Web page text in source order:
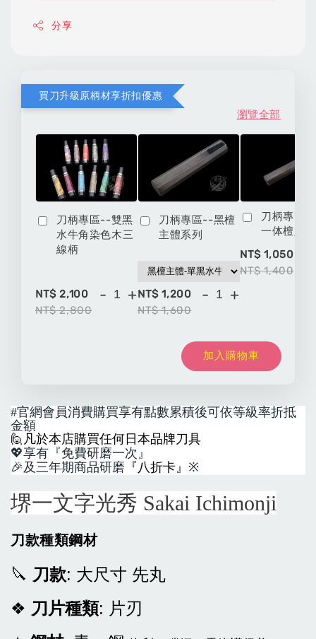
分享
買刀升級原柄材享折扣優惠
瀏覽全部
刀柄專區--雙黑
水牛角染色木三
線柄
NT$ 2,100
NT$ 2,800
- +
刀柄專區--黑檀
主體系列
NT$ 1,200
NT$ 1,600
- +
刀柄專區
一体檀八
NT$ 1,050
NT$ 1,400
加入購物車
#官網會員消費購買享有點數累積後可依等級率折抵
金額
🙋 凡於本店購買任何日本品牌刀具
💖享有『免費研磨一次』
🎉及三年期商品研磨 『八折卡』 ※
堺一文字光秀 Sakai Ichimonji
刀款種類鋼材
🔪 刀款: 大尺寸 先丸
❖ 刀片種類: 片刃